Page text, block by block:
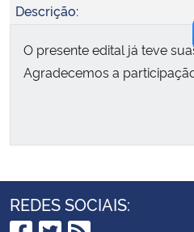
Secretaria de Governo
Banco Central do Brasil
Descrição:
O presente edital já teve
Agradecemos a
REDES SOCIAIS: